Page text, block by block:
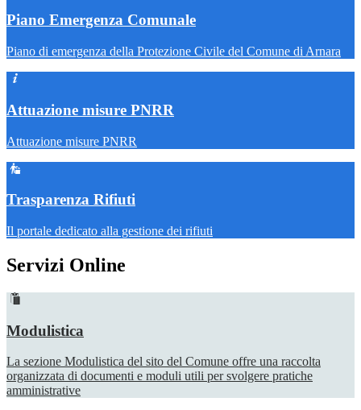
Piano Emergenza Comunale
Piano di emergenza della Protezione Civile del Comune di Arnara
Attuazione misure PNRR
Attuazione misure PNRR
Trasparenza Rifiuti
Il portale dedicato alla gestione dei rifiuti
Servizi Online
Modulistica
La sezione Modulistica del sito del Comune offre una raccolta
organizzata di documenti e moduli utili per svolgere pratiche
amministrative